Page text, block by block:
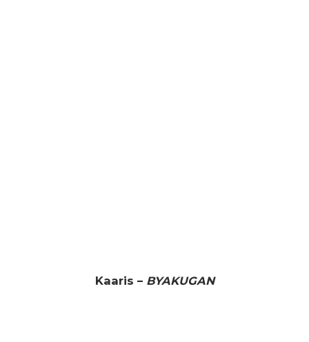
Kaaris – BYAKUGAN